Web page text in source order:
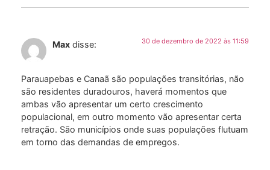
Max disse: 30 de dezembro de 2022 às 11:59
Parauapebas e Canaã são populações transitórias, não
são residentes duradouros, haverá momentos que
ambas vão apresentar um certo crescimento
populacional, em outro momento vão apresentar certa
retração. São municípios onde suas populações flutuam
em torno das demandas de empregos.